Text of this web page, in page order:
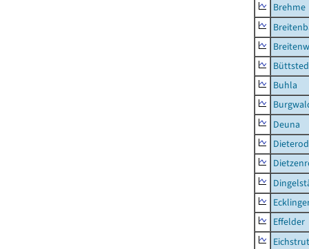
Brehme
Buhla
Deuna
Effelder